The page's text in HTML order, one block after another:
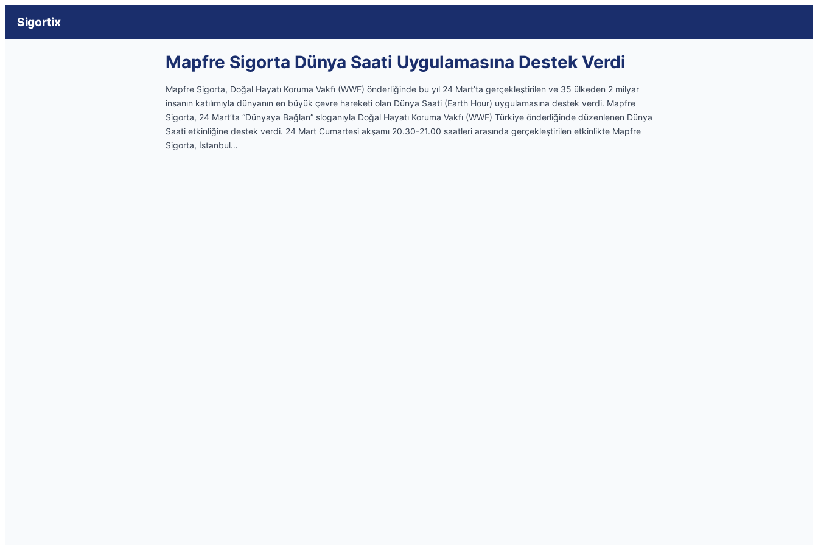
Sigortix
Mapfre Sigorta Dünya Saati Uygulamasına Destek Verdi
Mapfre Sigorta, Doğal Hayatı Koruma Vakfı (WWF) önderliğinde bu yıl 24 Mart’ta gerçekleştirilen ve 35 ülkeden 2 milyar
insanın katılımıyla dünyanın en büyük çevre hareketi olan Dünya Saati (Earth Hour) uygulamasına destek verdi. Mapfre
Sigorta, 24 Mart’ta “Dünyaya Bağlan” sloganıyla Doğal Hayatı Koruma Vakfı (WWF) Türkiye önderliğinde düzenlenen Dünya
Saati etkinliğine destek verdi. 24 Mart Cumartesi akşamı 20.30-21.00 saatleri arasında gerçekleştirilen etkinlikte Mapfre
Sigorta, İstanbul…